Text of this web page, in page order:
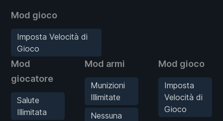
Mod gioco
Imposta Velocità di
Gioco
Mod
giocatore
Salute
Illimitata
Mod armi
Munizioni
Illimitate
Nessuna
Mod gioco
Imposta
Velocità di
Gioco